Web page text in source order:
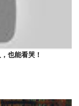
也能看哭！